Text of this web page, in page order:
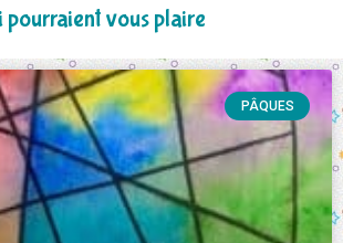
pourraient vous plaire
PÂQUES